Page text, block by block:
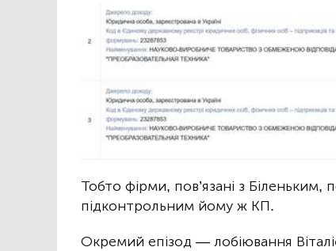
Тобто фірми, пов’язані з
підконтрольним йому ж КП.
Окремий епізод — лобіювання